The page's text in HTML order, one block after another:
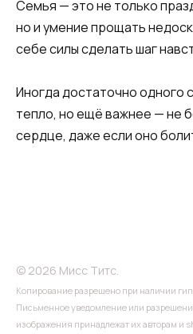
​Семья — это не только
но и умение прощать
себе силы сделать шаг
Иногда достаточно одного
тепло, но ещё важнее — не
сердце, даже если оно
© 2026 Мисс Титс.
Копирование разрешено при наличии
Письменное уведомление или
изображения принадлежат их авторам